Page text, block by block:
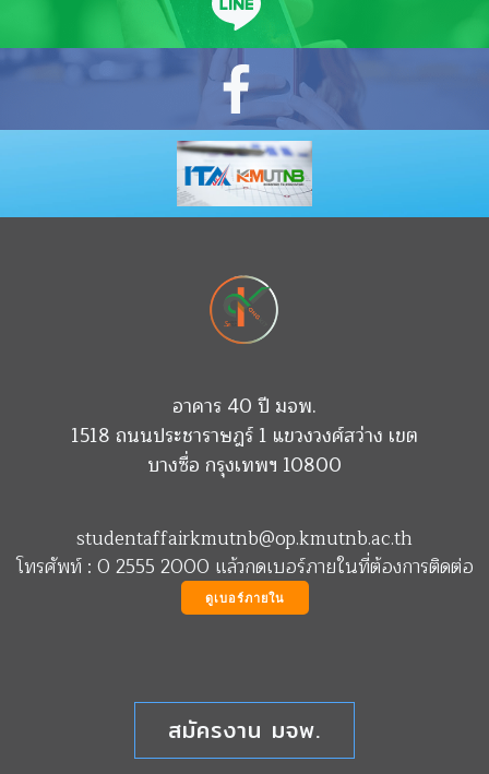
อาคาร 40 ปี มจพ.
1518 ถนนประชาราษฎร์ 1 แขวงวงศ์สว่าง เขต
บางซื่อ กรุงเทพฯ 10800
studentaffairkmutnb@op.kmutnb.ac.th
โทรศัพท์ : 0 2555 2000 แล้วกดเบอร์ภายในที่ต้องการติดต่อ
ดูเบอร์ภายใน
สมัครงาน มจพ.